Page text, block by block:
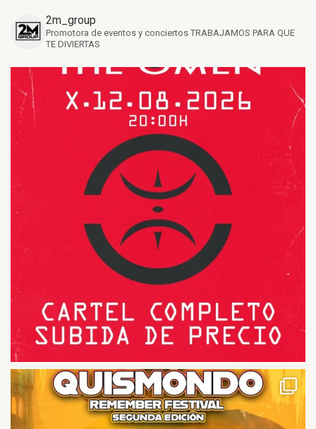
2m_group
Promotora de eventos y conciertos TRABAJAMOS PARA QUE
TE DIVIERTAS